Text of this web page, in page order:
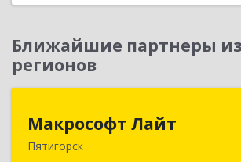
Ближайшие партнеры
регионов
Макрософт Лайт
Пятигорск357501, Ставропольский край,